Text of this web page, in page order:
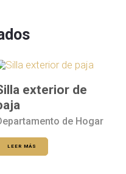
Hogar
exterior de
de Hogar
LEER MÁS